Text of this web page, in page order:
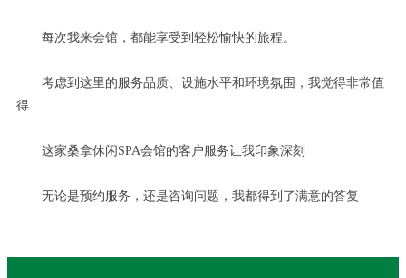
每次我来会馆，都能享受到轻松愉快的旅程。
考虑到这里的服务品质、设施水平和环境氛围，我觉得非常值
得
这家桑拿休闲SPA会馆的客户服务让我印象深刻
无论是预约服务，还是咨询问题，我都得到了满意的答复